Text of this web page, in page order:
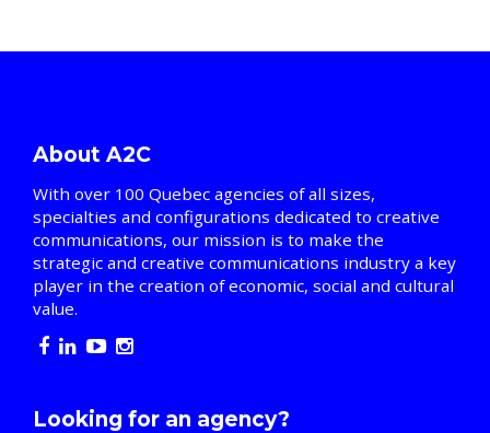
About A2C
With over 100 Quebec agencies of all sizes,
specialties and configurations dedicated to creative
communications, our mission is to make the
strategic and creative communications industry a key
player in the creation of economic, social and cultural
value.
Looking for an agency?